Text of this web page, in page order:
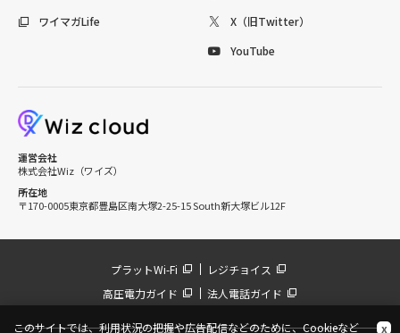
ワイマガLife
X（旧Twitter）
YouTube
運営会社
株式会社Wiz（ワイズ）
所在地
〒170-0005東京都豊島区南大塚2-25-15 South新大塚ビル12F
プラットWi-Fi
レジチョイス
高圧電力ガイド
法人電話ガイド
このサイトでは、利用状況の把握や広告配信などのために、Cookieなど x